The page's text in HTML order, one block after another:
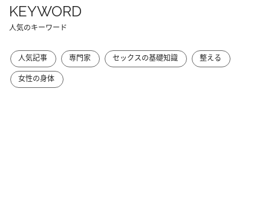
KEYWORD
人気のキーワード
人気記事 専門家 セックスの基礎知識
整える
女性の身体